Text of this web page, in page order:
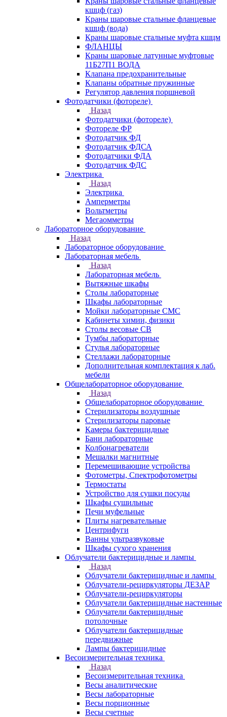
кшцф (газ)
Краны шаровые стальные фланцевые
кшцф (вода)
Краны шаровые стальные муфта кшцм
ФЛАНЦЫ
Краны шаровые латунные муфтовые
11Б27П1 ВОДА
Клапана предохранительные
Клапаны обратные пружинные
Регулятор давления поршневой
Фотодатчики (фотореле)
Назад
Фотодатчики (фотореле)
Фотореле ФР
Фотодатчик ФД
Фотодатчик ФДСА
Фотодатчики ФДА
Фотодатчик ФДС
Электрика
Назад
Электрика
Амперметры
Вольтметры
Мегаомметры
Лабораторное оборудование
Назад
Лабораторное оборудование
Лабораторная мебель
Назад
Лабораторная мебель
Вытяжные шкафы
Столы лабораторные
Шкафы лабораторные
Мойки лабораторные СМС
Кабинеты химии, физики
Столы весовые СВ
Тумбы лабораторные
Стулья лабораторные
Стеллажи лабораторные
Дополнительная комплектация к лаб.
мебели
Общелабораторное оборудование
Назад
Общелабораторное оборудование
Стерилизаторы воздушные
Стерилизаторы паровые
Камеры бактерицидные
Бани лабораторные
Колбонагреватели
Мешалки магнитные
Перемешивающие устройства
Фотометры, Спектрофотометры
Термостаты
Устройство для сушки посуды
Шкафы сушильные
Печи муфельные
Плиты нагревательные
Центрифуги
Ванны ультразвуковые
Шкафы сухого хранения
Облучатели бактерицидные и лампы
Назад
Облучатели бактерицидные и лампы
Облучатели-рециркуляторы ДЕЗАР
Облучатели-рециркуляторы
Облучатели бактерицидные настенные
Облучатели бактерицидные
потолочные
Облучатели бактерицидные
передвижные
Лампы бактерицидные
Весоизмерительная техника
Назад
Весоизмерительная техника
Весы аналитические
Весы лабораторные
Весы порционные
Весы счетные